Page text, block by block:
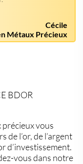
Cécile
Métaux Précieux
BDOR
précieux vous
de l’or, de l’argent
d’investissement.
vous dans notre